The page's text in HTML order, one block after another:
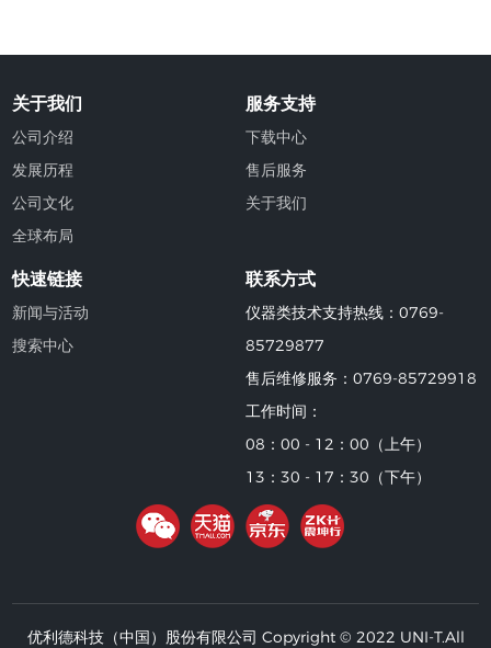
关于我们
公司介绍
发展历程
公司文化
全球布局
服务支持
下载中心
售后服务
关于我们
快速链接
新闻与活动
搜索中心
联系方式
仪器类技术支持热线：0769-
85729877
售后维修服务：0769-85729918
工作时间：
08：00 - 12：00（上午）
13：30 - 17：30（下午）
优利德科技（中国）股份有限公司 Copyright © 2022 UNI-T.All